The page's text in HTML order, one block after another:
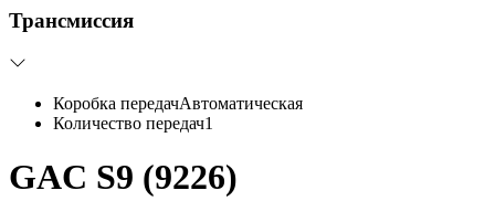
Трансмиссия
Коробка передачАвтоматическая
Количество передач1
GAC S9 (9226)